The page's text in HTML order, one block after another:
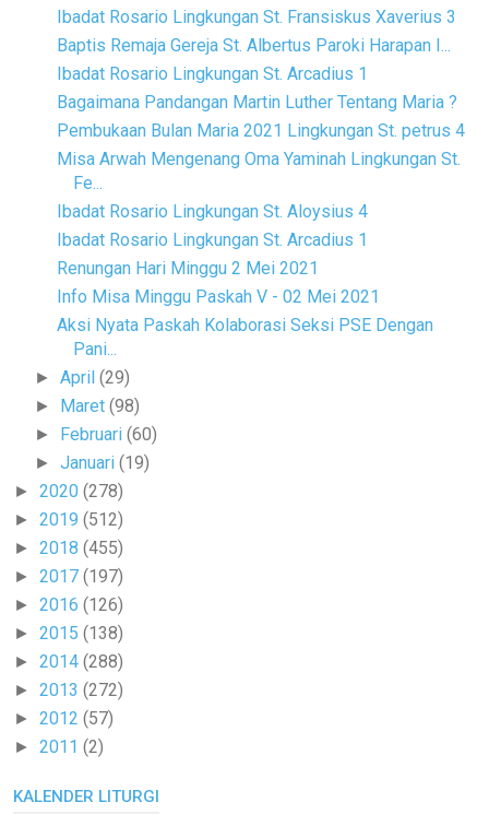
Ibadat Rosario Lingkungan St. Fransiskus Xaverius 3
Baptis Remaja Gereja St. Albertus Paroki Harapan I...
Ibadat Rosario Lingkungan St. Arcadius 1
Bagaimana Pandangan Martin Luther Tentang Maria ?
Pembukaan Bulan Maria 2021 Lingkungan St. petrus 4
Misa Arwah Mengenang Oma Yaminah Lingkungan St.
Fe...
Ibadat Rosario Lingkungan St. Aloysius 4
Ibadat Rosario Lingkungan St. Arcadius 1
Renungan Hari Minggu 2 Mei 2021
Info Misa Minggu Paskah V - 02 Mei 2021
Aksi Nyata Paskah Kolaborasi Seksi PSE Dengan
Pani...
►April(29)
► Maret(98)
► Februari(60)
►Januari(19)
► 2020 (278)
► 2019 (512)
► 2018 (455)
► 2017 (197)
► 2016 (126)
► 2015 (138)
► 2014 (288)
► 2013 (272)
► 2012 (57)
► 2011 (2)
KALENDER LITURGI